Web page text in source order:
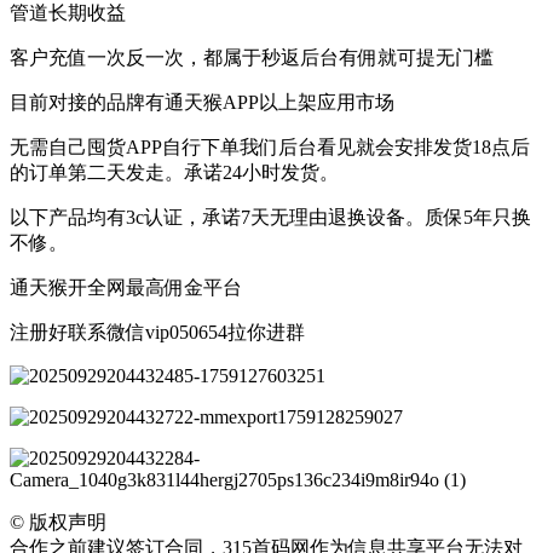
管道长期收益
客户充值一次反一次，都属于秒返后台有佣就可提无门槛
目前对接的品牌有通天猴APP以上架应用市场
无需自己囤货APP自行下单我们后台看见就会安排发货18点后
的订单第二天发走。承诺24小时发货。
以下产品均有3c认证，承诺7天无理由退换设备。质保5年只换
不修。
通天猴开全网最高佣金平台
注册好联系微信vip050654拉你进群
© 版权声明
合作之前建议签订合同，315首码网作为信息共享平台无法对